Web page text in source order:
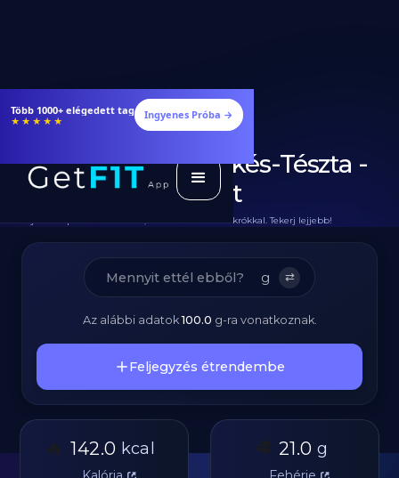
Étrendek, receptek és edzéstervek
★★★★★ Ingyenes Próba →
Vörös Pesztós Csirkés-Tészta -
Fehérjedús Recept
Teljes Recept Hozzávalókkal, Elkészítéssel és Makrókkal. Tekerj lejjebb!
g ⇄
Az alábbi adatok100.0 g-ra vonatkoznak.
Feljegyzés étrendembe
🔥 142.0 kcal 🥩 21.0 g